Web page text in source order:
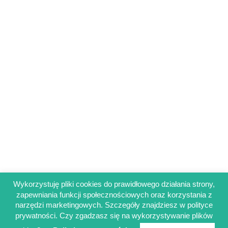
Regulamin sklepu
Polityka prywatności
Obowiązek informacyjny RODO
Wykorzystuję pliki cookies do prawidłowego działania strony,
zapewniania funkcji społecznościowych oraz korzystania z
narzędzi marketingowych. Szczegóły znajdziesz w polityce
prywatności. Czy zgadzasz się na wykorzystywanie plików